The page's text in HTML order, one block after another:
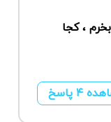
، کجا
۴ پاسخ